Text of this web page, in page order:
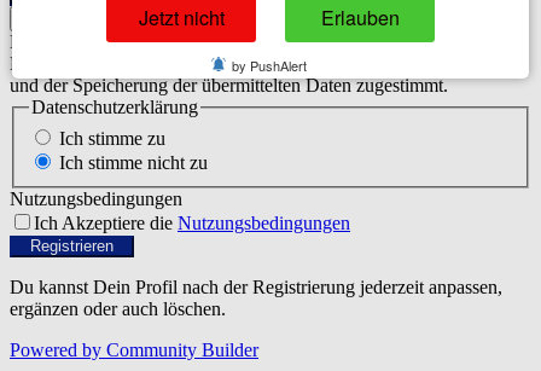
Verbergen
Datenschutzerklärung
Mit der Anmeldung wird der Datenschutzerklärung dieser Website
und der Speicherung der übermittelten Daten zugestimmt.
Datenschutzerklärung
Ich stimme zu
Ich stimme nicht zu
Nutzungsbedingungen
Ich Akzeptiere die Nutzungsbedingungen
Registrieren
Du kannst Dein Profil nach der Registrierung jederzeit anpassen,
ergänzen oder auch löschen.
Powered by Community Builder
Jetzt nicht Erlauben
by PushAlert